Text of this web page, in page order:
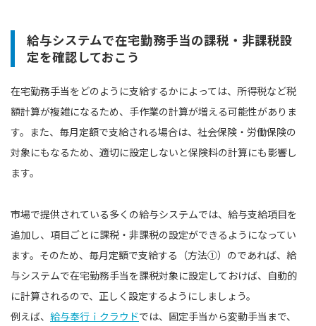
給与システムで在宅勤務手当の課税・非課税設
定を確認しておこう
在宅勤務手当をどのように支給するかによっては、所得税など税
額計算が複雑になるため、手作業の計算が増える可能性がありま
す。また、毎月定額で支給される場合は、社会保険・労働保険の
対象にもなるため、適切に設定しないと保険料の計算にも影響し
ます。
市場で提供されている多くの給与システムでは、給与支給項目を
追加し、項目ごとに課税・非課税の設定ができるようになってい
ます。そのため、毎月定額で支給する（方法①）のであれば、給
与システムで在宅勤務手当を課税対象に設定しておけば、自動的
に計算されるので、正しく設定するようにしましょう。
例えば、 給与奉行ｉクラウドでは、固定手当から変動手当まで、